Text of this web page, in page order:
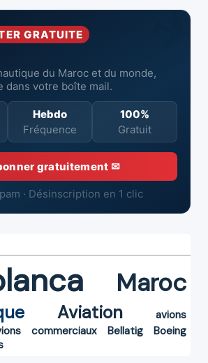
premier
Marocaines
GRATUITE
du Maroc et du monde,
dans votre boîte mail.
Hebdo
Fréquence
100%
Gratuit
gratuitement ✉
· Désinscription en 1 clic
Maroc
Aviation
avions
commerciaux Bellatig
Boeing